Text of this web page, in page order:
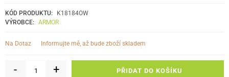
KÓD PRODUKTU:
K18184OW
VÝROBCE: ARMOR
Na Dotaz informujte mě, až bude zboží skladem
- + PŘIDAT DO KOŠÍKU